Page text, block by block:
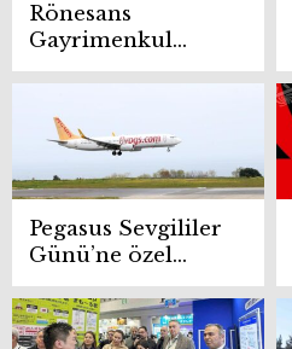
Rönesans
Gayrimenkul
Yatırım, gelirini
yükseltti
Pegasus Sevgililer
Günü’ne özel
yurtdışı
biletlerine
indirim yaptı